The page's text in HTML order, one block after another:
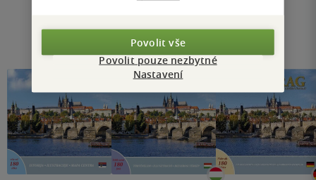
Povolit vše
Povolit pouze nezbytné
Nastavení